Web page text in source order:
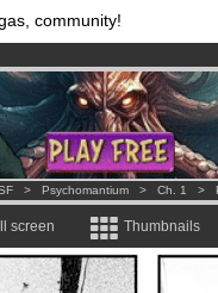
community!
comics & mangas!.
per month !Get membership
> Psychomantium > Ch. 1 >
screen Thumbnails